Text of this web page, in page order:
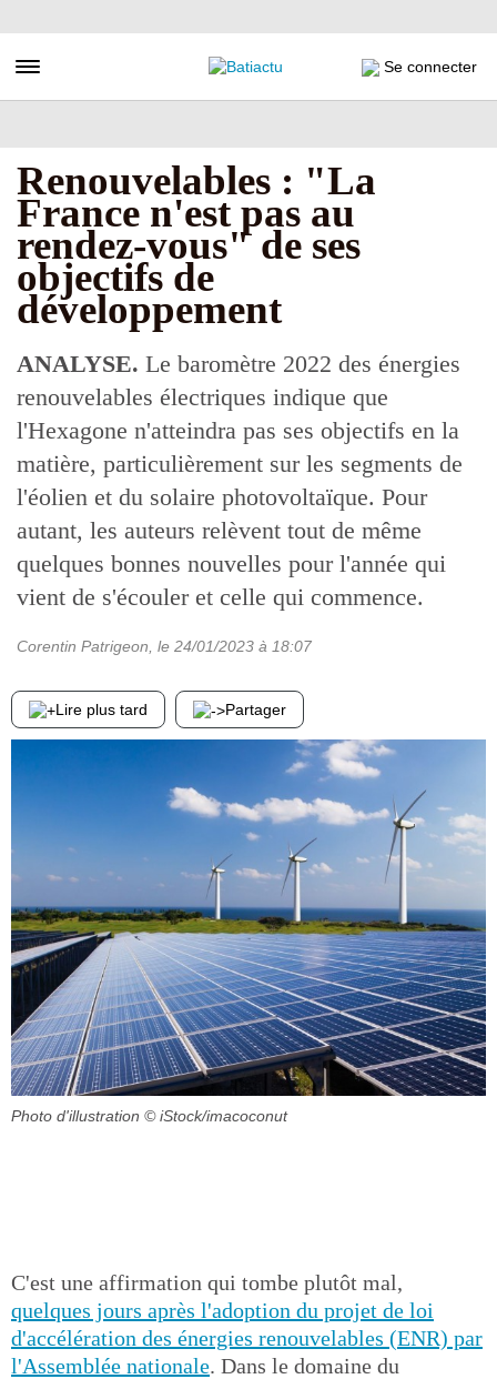
au
principal
Toggle navigation Se connecter
Renouvelables : "La
France n'est pas au
rendez-vous" de ses
objectifs de
développement
ANALYSE. Le baromètre 2022 des énergies
renouvelables électriques indique que
l'Hexagone n'atteindra pas ses objectifs en la
matière, particulièrement sur les segments de
l'éolien et du solaire photovoltaïque. Pour
autant, les auteurs relèvent tout de même
quelques bonnes nouvelles pour l'année qui
vient de s'écouler et celle qui commence.
Corentin Patrigeon , le 24/01/2023 à 18:07
Lire plus tard Partager
Photo d'illustration © iStock/imacoconut
C'est une affirmation qui tombe plutôt mal,
quelques jours après l'adoption du projet de loi
d'accélération des énergies renouvelables (ENR) par
l'Assemblée nationale. Dans le domaine du